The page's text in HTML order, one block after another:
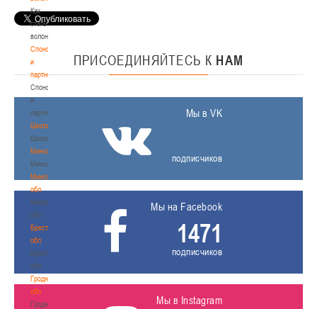
Как
стать
волонтером
Спонсоры
и
партнеры
Спонсоры
и
партнеры
Школы
Школы
Минск
Минск
Минская
обл
Минская
обл
Брестская
обл
Брестская
обл
Гродненская
обл
Гродненская
ПРИСОЕДИНЯЙТЕСЬ К НАМ
Мы в VK
подписчиков
Мы на Facebook
1471
подписчиков
Мы в Instagram